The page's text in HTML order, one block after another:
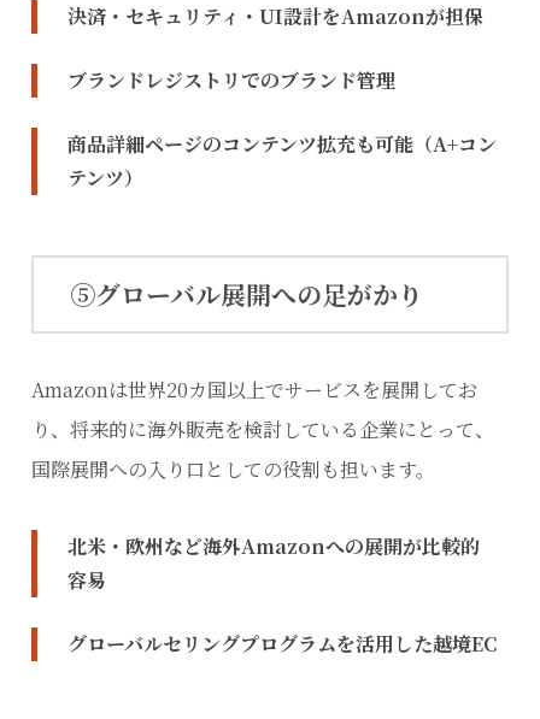
決済・セキュリティ・UI設計をAmazonが担保
ブランドレジストリでのブランド管理
商品詳細ページのコンテンツ拡充も可能（A+コン
テンツ）
⑤グローバル展開への足がかり
Amazonは世界20カ国以上でサービスを展開してお
り、将来的に海外販売を検討している企業にとって、
国際展開への入り口としての役割も担います。
北米・欧州など海外Amazonへの展開が比較的
容易
グローバルセリングプログラムを活用した越境EC